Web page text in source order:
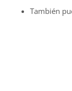
de repuesto— no